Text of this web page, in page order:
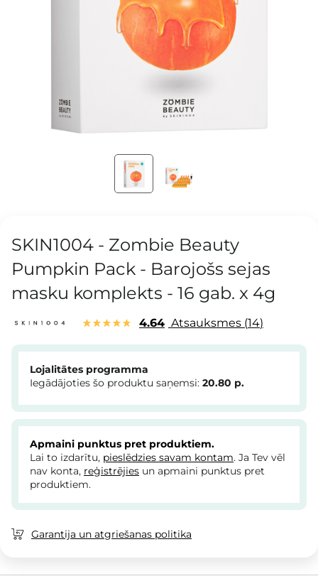
SKIN1004 - Zombie Beauty
Pumpkin Pack - Barojošs sejas
masku komplekts - 16 gab. x 4g
4.64 Atsauksmes 14
Lojalitātes programma
Iegādājoties šo produktu saņemsi: 20.80 p.
Apmaini punktus pret produktiem.
Lai to izdarītu, pieslēdzies savam kontam. Ja Tev vēl
nav konta, reģistrējies un apmaini punktus pret
produktiem.
Garantija un atgriešanas politika